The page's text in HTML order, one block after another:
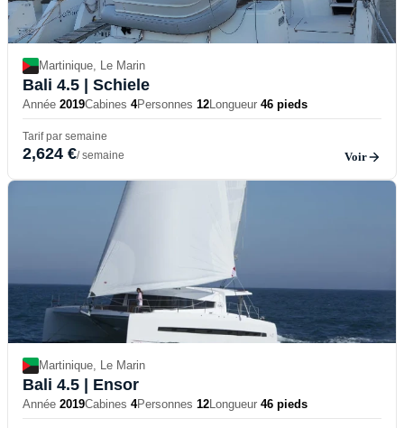
Martinique, Le Marin
Bali 4.5 | Schiele
Année 2019Cabines 4Personnes 12Longueur 46 pieds
Tarif par semaine
2,624 €/ semaine Voir
Martinique, Le Marin
Bali 4.5 | Ensor
Année 2019Cabines 4Personnes 12Longueur 46 pieds